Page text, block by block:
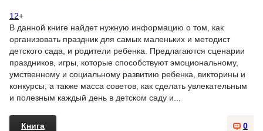
12+
В данной книге найдет нужную информацию о том, как
организовать праздник для самых маленьких и методист
детского сада, и родители ребенка. Предлагаются сценарии
праздников, игры, которые способствуют эмоциональному,
умственному и социальному развитию ребенка, викторины и
конкурсы, а также масса советов, как сделать увлекательным
и полезным каждый день в детском саду и...
0
Книга